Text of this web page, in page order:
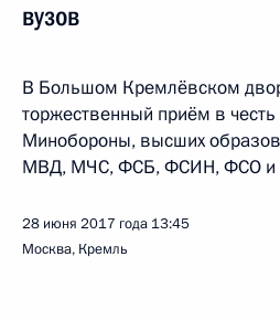
вузов
В Большом Кремлёвском
торжественный приём в
Минобороны, высших
МВД, МЧС, ФСБ, ФСИН, ФСО и
28 июня 2017 года 13:45
Москва, Кремль